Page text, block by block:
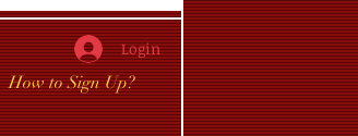
Login
How to Sign Up?